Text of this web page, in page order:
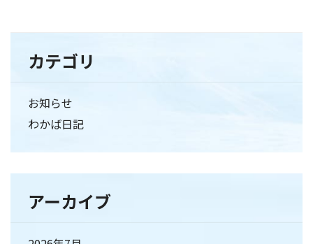
カテゴリ
お知らせ
わかば日記
アーカイブ